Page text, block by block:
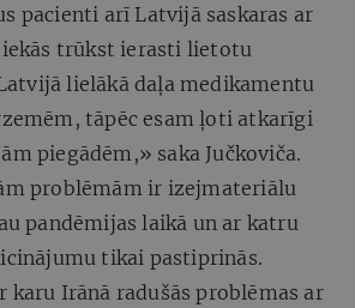
pacienti arī Latvijā saskaras ar
trūkst ierasti lietotu
lielākā daļa medikamentu
tāpēc esam ļoti atkarīgi
piegādēm,» saka Jučkoviča.
problēmām ir izejmateriālu
pandēmijas laikā un ar katru
tikai pastiprinās.
karu Irānā radušās problēmas ar